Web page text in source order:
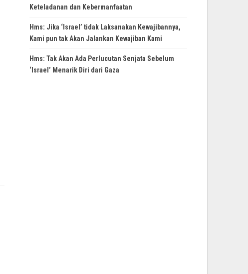
Keteladanan dan Kebermanfaatan
Hms: Jika ‘Israel’ tidak Laksanakan Kewajibannya,
Kami pun tak Akan Jalankan Kewajiban Kami
Hms: Tak Akan Ada Perlucutan Senjata Sebelum
‘Israel’ Menarik Diri dari Gaza